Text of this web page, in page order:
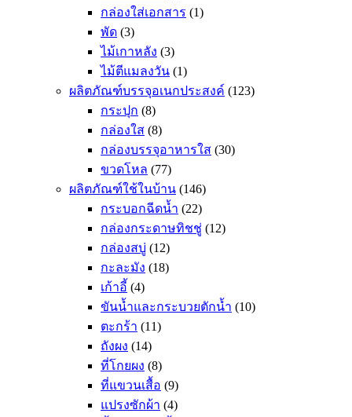
กล่องใส่เอกสาร (1)
พัด (3)
ไม้เกาหลัง (3)
ไม้ตีแมลงวัน (1)
ผลิตภัณฑ์บรรจุอเนกประสงค์ (123)
กระปุก (8)
กล่องใส (8)
กล่องบรรจุอาหารใส (30)
ขวดโหล (77)
ผลิตภัณฑ์ใช้ในบ้าน (146)
กระบอกฉีดน้ำ (22)
กล่องกระดาษทิชชู่ (12)
กล่องสบู่ (12)
กะละมัง (18)
เก้าอี้ (4)
ขันน้ำและกระบวยตักน้ำ (10)
ตะกร้า (11)
ถังผง (14)
ที่โกยผง (8)
ที่แขวนเสื้อ (9)
แปรงซักผ้า (4)